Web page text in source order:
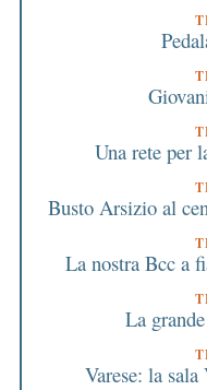
Una rete per
Busto Arsizio al
La nostra Bcc a
La
Varese: la